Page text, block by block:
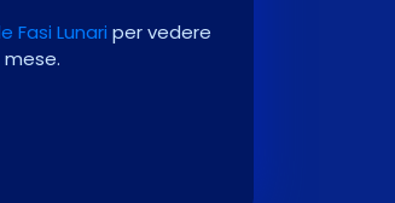
Fasi Lunari per vedere